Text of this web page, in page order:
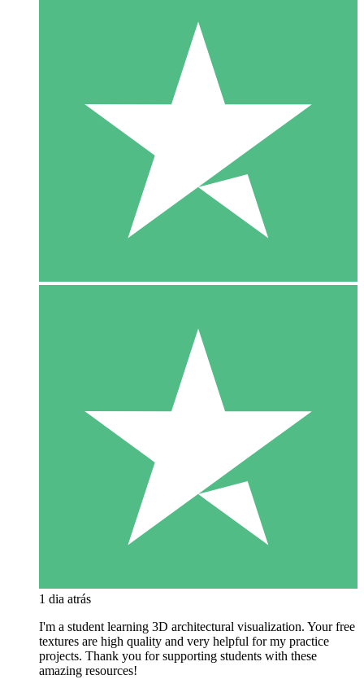
1 dia atrás
I'm a student learning 3D architectural visualization. Your free
textures are high quality and very helpful for my practice
projects. Thank you for supporting students with these
amazing resources!